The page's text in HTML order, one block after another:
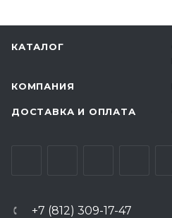
КАТАЛОГ
КОМПАНИЯ
ДОСТАВКА И ОПЛАТА
+7 (812) 309-17-47